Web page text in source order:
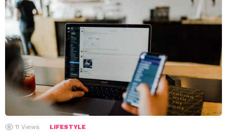
11 Views LIFESTYLE